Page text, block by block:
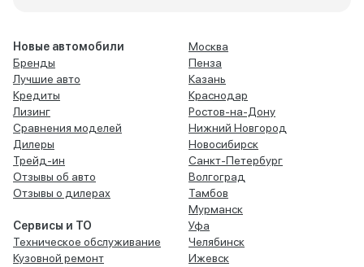
горцуете и ездите не торопясь
штатных тормозов вам вполне
хватит на весь срок службы.
После замены в своем авто я
теперь уверен что смогу
остановится и заранее уже не
оттормаживаюсь, машина
встает колом. Кстати, после
покупки рекомендую прокачать
тормозную жидкость, эффект
будет. Продолжение следует
лобовое стекло и
хватает для комфорта.
за год машина не
абсолютно
продолжает
Новые автомобили
Бренды
Лучшие авто
Кредиты
Лизинг
Сравнения моделей
Дилеры
Трейд-ин
Отзывы об авто
Отзывы о дилерах
Сервисы и ТО
Техническое обслуживание
Кузовной ремонт
Москва
Пенза
Казань
Краснодар
Ростов-на-Дону
Нижний Новгород
Новосибирск
Санкт-Петербург
Волгоград
Тамбов
Мурманск
Уфа
Челябинск
Ижевск